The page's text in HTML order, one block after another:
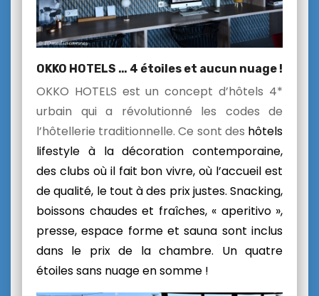
OKKO HOTELS … 4 étoiles et aucun nuage !
OKKO HOTELS est un concept d’hôtels 4*
urbain qui a révolutionné les codes de
l’hôtellerie traditionnelle. Ce sont des hôtels
lifestyle à la décoration contemporaine,
des clubs où il fait bon vivre, où l’accueil est
de qualité, le tout à des prix justes. Snacking,
boissons chaudes et fraîches, « aperitivo »,
presse, espace forme et sauna sont inclus
dans le prix de la chambre. Un quatre
étoiles sans nuage en somme !